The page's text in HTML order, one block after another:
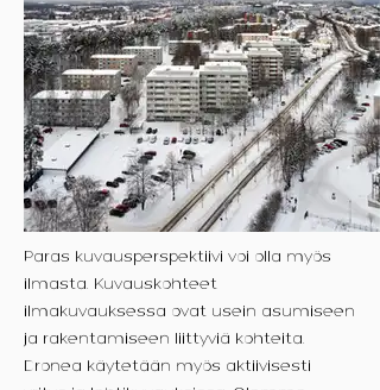
Paras kuvausperspektiivi voi olla myös
ilmasta. Kuvauskohteet
ilmakuvauksessa ovat usein asumiseen
ja rakentamiseen liittyviä kohteita.
Dronea käytetään myös aktiivisesti